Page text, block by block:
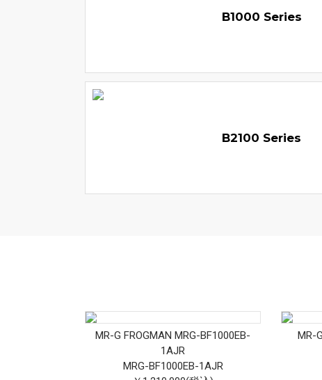
B1000 Series
B2100 Series
MR-G FROGMAN MRG-BF1000EB-
1AJR
MRG-BF1000EB-1AJR
MR-